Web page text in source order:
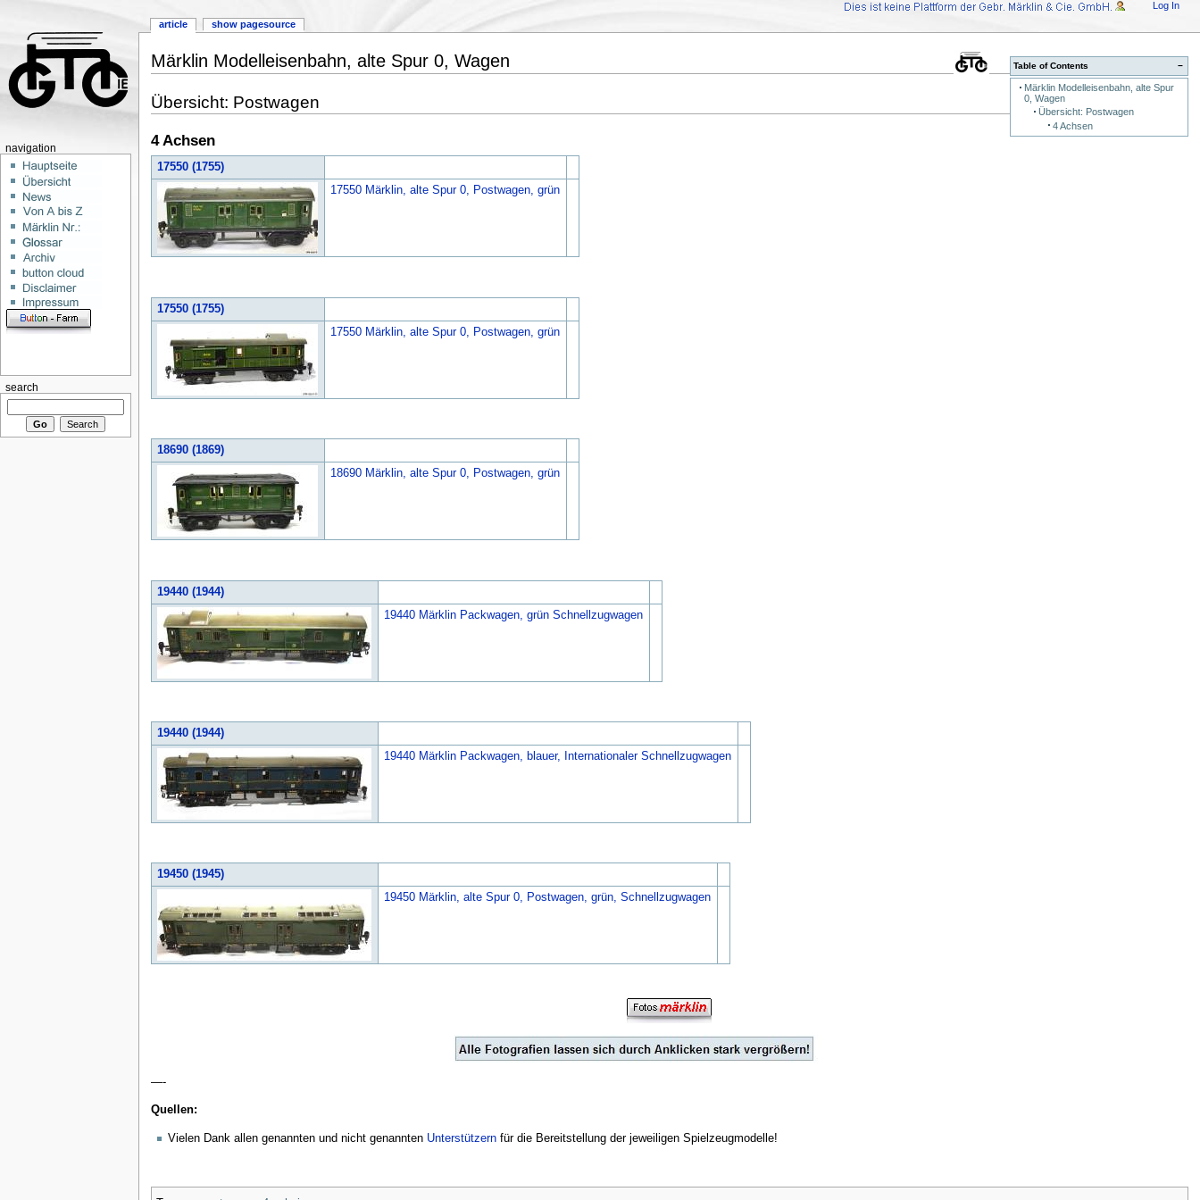
−
Table of Contents
Märklin Modelleisenbahn, alte Spur
0, Wagen
Übersicht: Postwagen
4 Achsen
Märklin Modelleisenbahn, alte Spur 0, Wagen
Übersicht: Postwagen
4 Achsen
17550 (1755)
17550 Märklin, alte Spur 0, Postwagen, grün
17550 (1755)
17550 Märklin, alte Spur 0, Postwagen, grün
18690 (1869)
18690 Märklin, alte Spur 0, Postwagen, grün
19440 (1944)
19440 Märklin Packwagen, grün Schnellzugwagen
19440 (1944)
19440 Märklin Packwagen, blauer, Internationaler Schnellzugwagen
19450 (1945)
19450 Märklin, alte Spur 0, Postwagen, grün, Schnellzugwagen
—-
Quellen:
Vielen Dank allen genannten und nicht genannten Unterstützernfür die Bereitstellung der jeweiligen Spielzeugmodelle!
article show pagesource
Log In
navigation
search